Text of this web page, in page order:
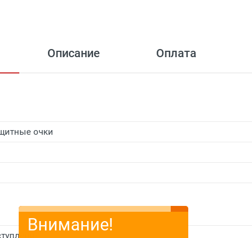
Описание Оплата
очки
Внимание!